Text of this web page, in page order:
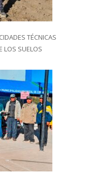
TÉCNICAS
LOS SUELOS